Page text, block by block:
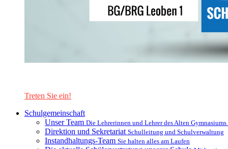
Treten Sie ein!
Schulgemeinschaft
Unser Team Die Lehrerinnen und Lehrer des Alten
Direktion und Sekretariat Schulleitung und Schulverwaltung
Instandhaltungs-Team Sie halten alles am Laufen